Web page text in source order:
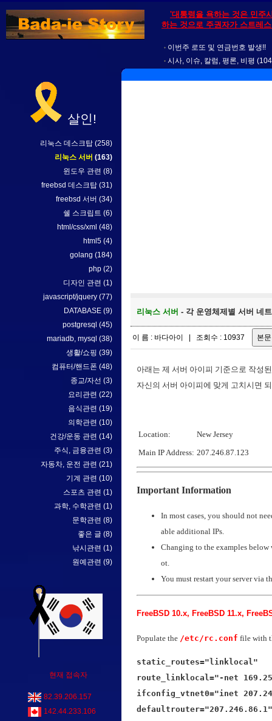
'대통령을 욕하는 것은 민주
하는 것으로 주권자가 스트레
이번주 로또 및 연금번호 발생!!
시사, 이슈, 칼럼, 평론, 비평
살인!
리눅스 데스크탑 (258)
리눅스 서버 (163)
윈도우 관련 (8)
freebsd 데스크탑 (31)
freebsd 서버 (34)
쉘 스크립트 (6)
html/css/xml (48)
html5 (4)
golang (184)
php (2)
디자인 관련 (1)
javascript/jquery (77)
DATABASE (9)
postgresql (45)
mariadb, mysql (38)
생활/쇼핑 (39)
컴퓨터/핸드폰 (48)
종교/자선 (3)
요리관련 (22)
음식관련 (19)
의학관련 (10)
건강/운동 관련 (14)
주식, 금융관련 (3)
자동차, 운전 관련 (21)
기계 관련 (10)
스포츠 관련 (1)
과학, 수학관련 (1)
문학관련 (8)
좋은 글 (8)
낚시관련 (1)
원예관련 (9)
현재 접속자
82.39.206.157
142.44.233.106
리눅스 서버 - 각 운영체제별 서버 네
이 름 : 바다아이 | 조회수 : 10937
아래는 제 서버 아이피 기준으로 작성
자신의 서버 아이피에 맞게 고치시면
Location:
New Jersey
Main IP Address: 207.246.87.123
Important Information
In most cases, you should not
able additional IPs.
Changing to the examples below
ot.
You must restart your server via
FreeBSD 10.x, FreeBSD 11.x,
Populate the /etc/rc.conf file with
static_routes="linklocal"
route_linklocal="-net
ifconfig_vtnet0="inet
defaultrouter="207.246.86.1"